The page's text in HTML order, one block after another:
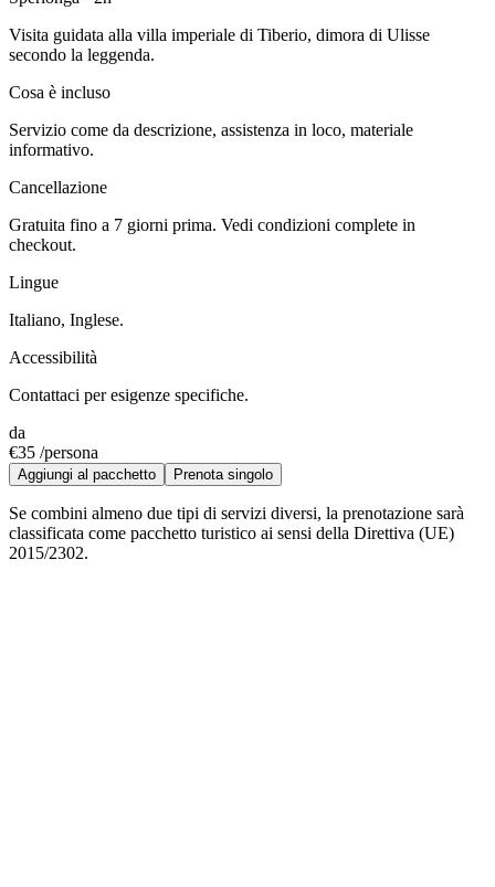
Visita guidata alla villa imperiale di Tiberio, dimora di Ulisse
secondo la leggenda.
Cosa è incluso
Servizio come da descrizione, assistenza in loco, materiale
informativo.
Cancellazione
Gratuita fino a 7 giorni prima. Vedi condizioni complete in
checkout.
Lingue
Italiano, Inglese.
Accessibilità
Contattaci per esigenze specifiche.
da
€35 /persona
Aggiungi al pacchetto Prenota singolo
Se combini almeno due tipi di servizi diversi, la prenotazione sarà
classificata come pacchetto turistico ai sensi della Direttiva (UE)
2015/2302.